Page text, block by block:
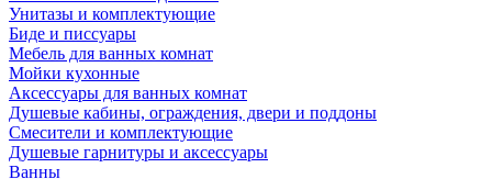
Унитазы и комплектующие
Биде и писсуары
Мебель для ванных комнат
Мойки кухонные
Аксессуары для ванных комнат
Душевые кабины, ограждения, двери и поддоны
Смесители и комплектующие
Душевые гарнитуры и аксессуары
Ванны